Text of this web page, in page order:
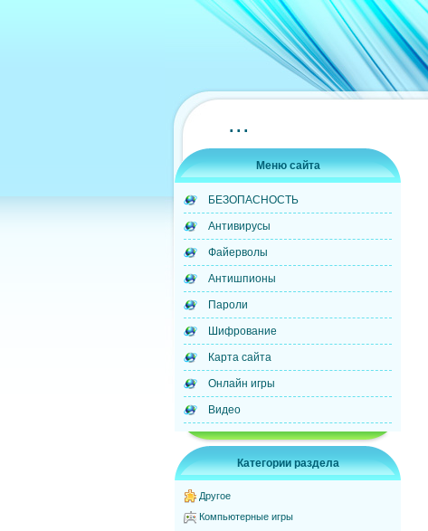
...
Меню сайта
БЕЗОПАСНОСТЬ
Антивирусы
Файерволы
Антишпионы
Пароли
Шифрование
Карта сайта
Онлайн игры
Видео
Категории раздела
Другое
Компьютерные игры